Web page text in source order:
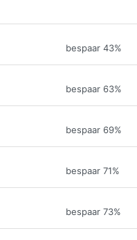
bespaar 43%
bespaar 63%
bespaar 69%
bespaar 71%
bespaar 73%